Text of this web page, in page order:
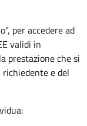
per accedere ad
validi in
prestazione che si
e del